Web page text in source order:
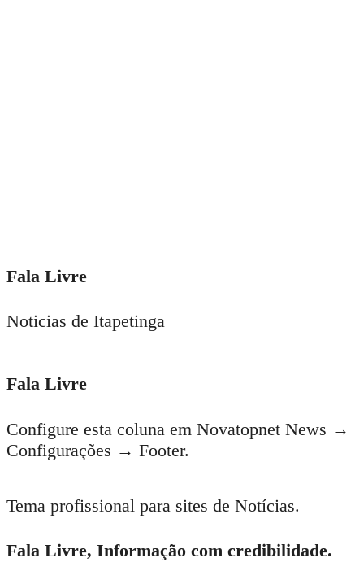
Fala Livre
Noticias de Itapetinga
Fala Livre
Configure esta coluna em Novatopnet News →
Configurações → Footer.
Tema profissional para sites de Notícias.
Fala Livre, Informação com credibilidade.